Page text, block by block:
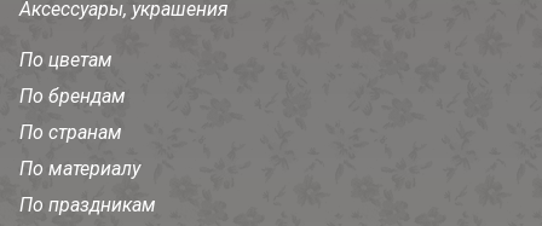
Аксессуары, украшения
По цветам
По брендам
По странам
По материалу
По праздникам